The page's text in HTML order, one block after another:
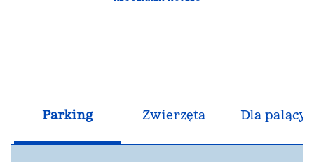
Parking Zwierzęta Dla